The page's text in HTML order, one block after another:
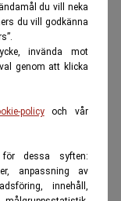
du vill neka
du vill godkänna
invända mot
genom att klicka
policyoch vår
för dessa syften:
anpassning av
innehåll,